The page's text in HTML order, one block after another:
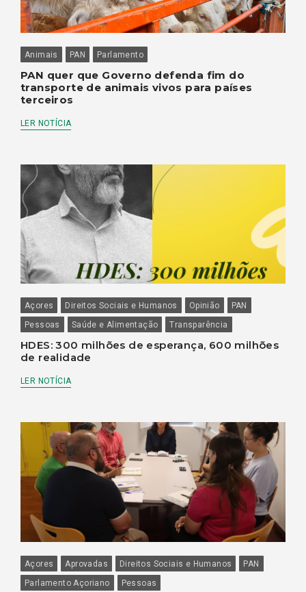
Animais PAN Parlamento
PAN quer que Governo defenda fim do
transporte de animais vivos para países
terceiros
LER NOTÍCIA
Açores Direitos Sociais e Humanos Opinião
PAN
Pessoas
Saúde e Alimentação Transparência
HDES: 300 milhões de esperança, 600 milhões
de realidade
LER NOTÍCIA
Açores Aprovadas Direitos Sociais e Humanos
PAN
Parlamento Açoriano
Pessoas